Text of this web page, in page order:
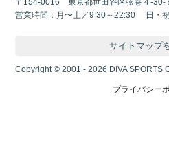
〒154-0016 東京都世田谷区弦巻４-30-
営業時間：月〜土／9:30～22:30 日・
サイトマップ
Copyright © 2001 - 2026 DIVA SPORTS
プライバシー